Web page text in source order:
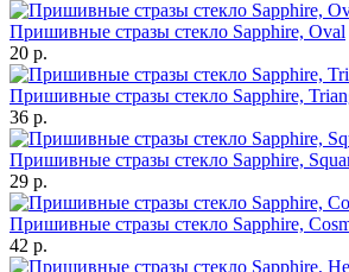
Пришивные стразы стекло Sapphire, Oval
20 р.
Пришивные стразы стекло Sapphire,
36 р.
Пришивные стразы стекло Sapphire,
29 р.
Пришивные стразы стекло Sapphire,
42 р.